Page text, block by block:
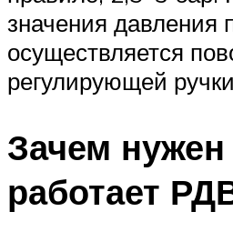
значения давления
осуществляется
регулирующей
Зачем нужен
работает